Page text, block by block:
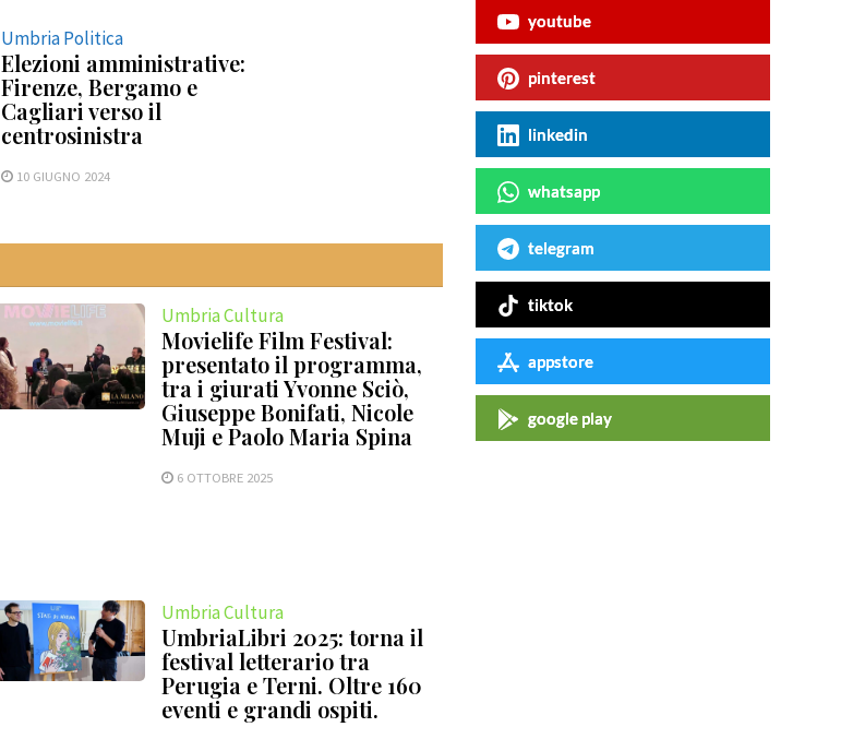
Umbria Politica
Elezioni amministrative:
Firenze, Bergamo e
Cagliari verso il
centrosinistra
10 GIUGNO 2024
Umbria Cultura
Movielife Film Festival:
presentato il programma,
tra i giurati Yvonne Sciò,
Giuseppe Bonifati, Nicole
Muji e Paolo Maria Spina
6 OTTOBRE 2025
Umbria Cultura
UmbriaLibri 2025: torna il
festival letterario tra
Perugia e Terni. Oltre 160
eventi e grandi ospiti.
youtube
pinterest
linkedin
whatsapp
telegram
tiktok
appstore
google play